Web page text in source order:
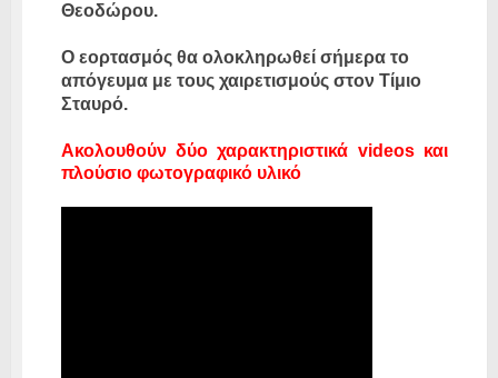
Θεοδώρου.
Ο εορτασμός θα ολοκληρωθεί σήμερα το
απόγευμα με τους χαιρετισμούς στον Τίμιο
Σταυρό.
Ακολουθούν δύο χαρακτηριστικά videos και
πλούσιο φωτογραφικό υλικό